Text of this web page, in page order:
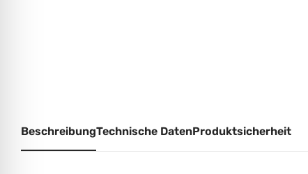
BeschreibungTechnische DatenProduktsicherheit